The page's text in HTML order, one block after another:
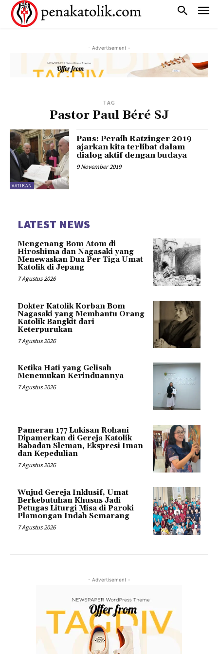
- Advertisement -
TAG
Pastor Paul Béré SJ
VATIKAN
Paus: Peraih Ratzinger 2019
ajarkan kita terlibat dalam
dialog aktif dengan budaya
9 November 2019
LATEST NEWS
Mengenang Bom Atom di
Hiroshima dan Nagasaki yang
Menewaskan Dua Per Tiga Umat
Katolik di Jepang
7 Agustus 2026
Dokter Katolik Korban Bom
Nagasaki yang Membantu Orang
Katolik Bangkit dari
Keterpurukan
7 Agustus 2026
Ketika Hati yang Gelisah
Menemukan Kerinduannya
7 Agustus 2026
Pameran 177 Lukisan Rohani
Dipamerkan di Gereja Katolik
Babadan Sleman, Ekspresi Iman
dan Kepedulian
7 Agustus 2026
Wujud Gereja Inklusif, Umat
Berkebutuhan Khusus Jadi
Petugas Liturgi Misa di Paroki
Plamongan Indah Semarang
7 Agustus 2026
- Advertisement -